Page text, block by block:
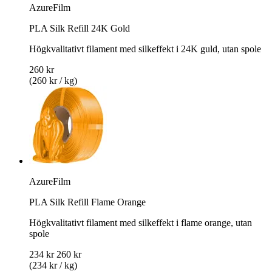
AzureFilm
PLA Silk Refill 24K Gold
Högkvalitativt filament med silkeffekt i 24K guld, utan spole
260 kr
(260 kr / kg)
AzureFilm
PLA Silk Refill Flame Orange
Högkvalitativt filament med silkeffekt i flame orange, utan
spole
234 kr 260 kr
(234 kr / kg)